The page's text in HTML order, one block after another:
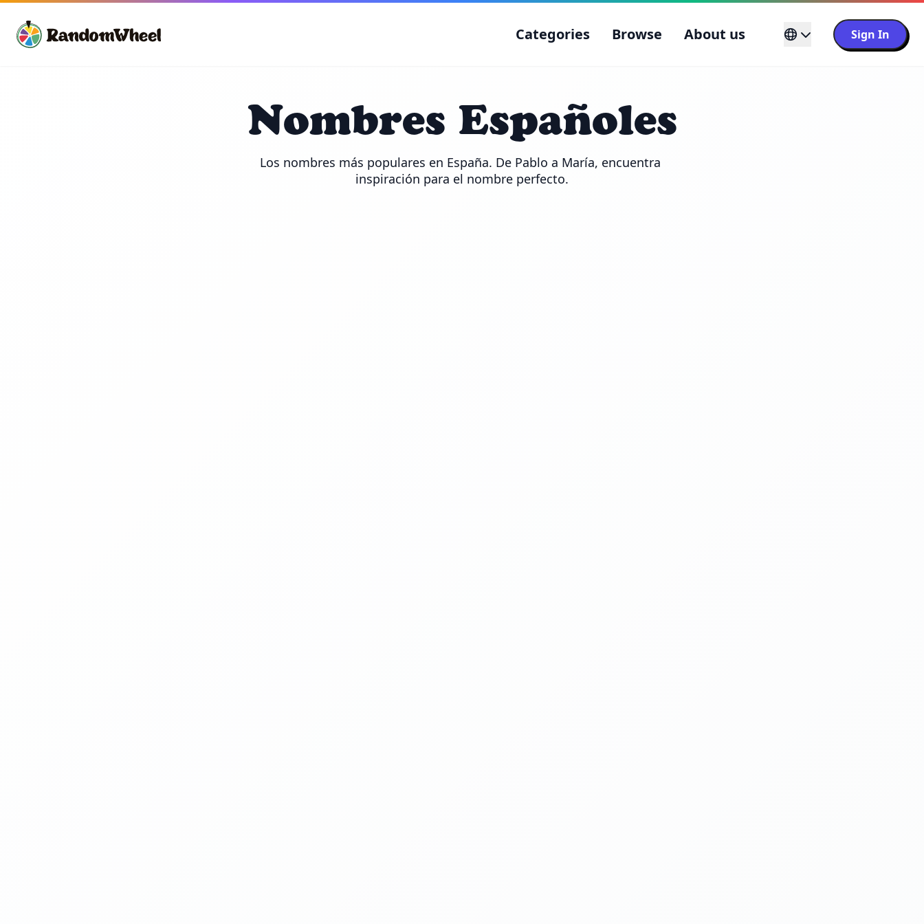
Categories Browse About us Sign In
Nombres Españoles
Los nombres más populares en España. De Pablo a María, encuentra
inspiración para el nombre perfecto.